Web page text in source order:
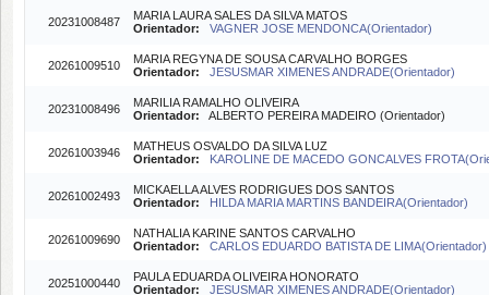
20231008487
MARIA LAURA SALES DA SILVA MATOS
Orientador:
VAGNER JOSE MENDONCA(Orientador)
20261009510
MARIA REGYNA DE SOUSA CARVALHO BORGES
Orientador:
JESUSMAR XIMENES ANDRADE(Orientador)
20231008496
MARILIA RAMALHO OLIVEIRA
Orientador: ALBERTO PEREIRA MADEIRO (Orientador)
20261003946
MATHEUS OSVALDO DA SILVA LUZ
Orientador:
KAROLINE DE MACEDO GONCALVES
20261002493
MICKAELLA ALVES RODRIGUES DOS SANTOS
Orientador:
HILDA MARIA MARTINS BANDEIRA(Orientador)
20261009690
NATHALIA KARINE SANTOS CARVALHO
Orientador:
CARLOS EDUARDO BATISTA DE LIMA(Orientador)
20251000440
PAULA EDUARDA OLIVEIRA HONORATO
Orientador:
JESUSMAR XIMENES ANDRADE(Orientador)